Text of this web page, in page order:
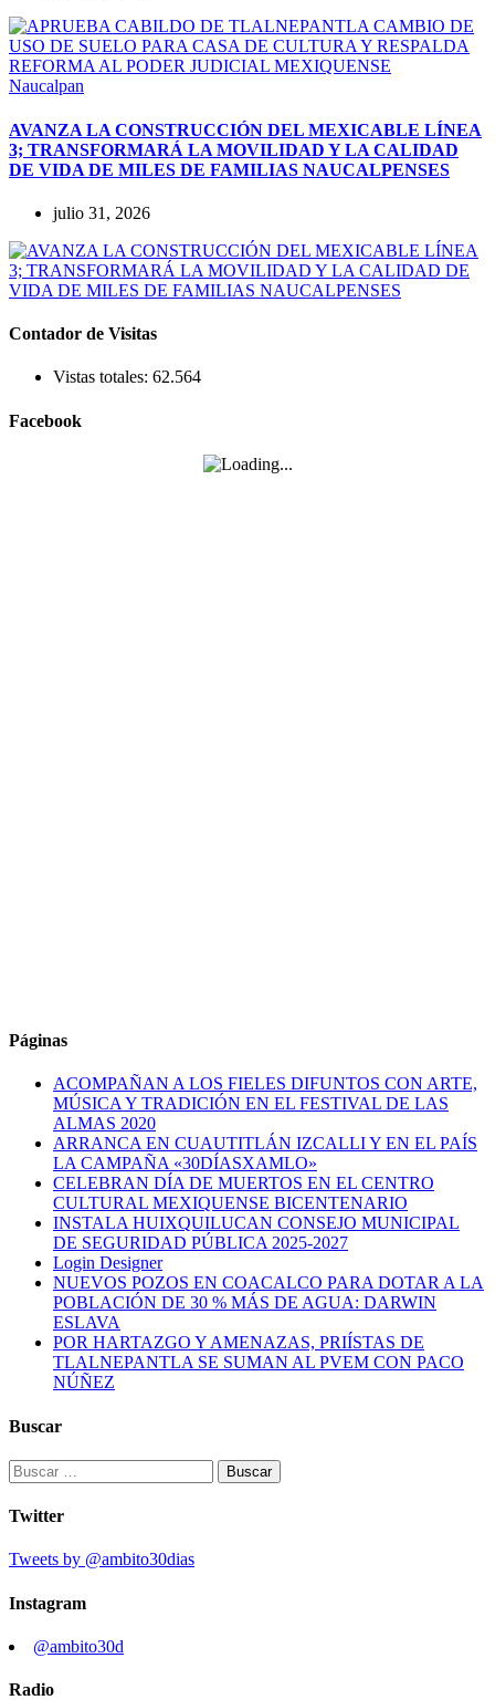
Naucalpan
AVANZA LA CONSTRUCCIÓN DEL MEXICABLE LÍNEA
3; TRANSFORMARÁ LA MOVILIDAD Y LA CALIDAD
DE VIDA DE MILES DE FAMILIAS NAUCALPENSES
julio 31, 2026
Contador de Visitas
Vistas totales: 62.564
Facebook
Páginas
ACOMPAÑAN A LOS FIELES DIFUNTOS CON ARTE,
MÚSICA Y TRADICIÓN EN EL FESTIVAL DE LAS
ALMAS 2020
ARRANCA EN CUAUTITLÁN IZCALLI Y EN EL PAÍS
LA CAMPAÑA «30DÍASXAMLO»
CELEBRAN DÍA DE MUERTOS EN EL CENTRO
CULTURAL MEXIQUENSE BICENTENARIO
INSTALA HUIXQUILUCAN CONSEJO MUNICIPAL
DE SEGURIDAD PÚBLICA 2025-2027
Login Designer
NUEVOS POZOS EN COACALCO PARA DOTAR A LA
POBLACIÓN DE 30 % MÁS DE AGUA: DARWIN
ESLAVA
POR HARTAZGO Y AMENAZAS, PRIÍSTAS DE
TLALNEPANTLA SE SUMAN AL PVEM CON PACO
NÚÑEZ
Buscar
Buscar:
Twitter
Tweets by @ambito30dias
Instagram
@ambito30d
Radio